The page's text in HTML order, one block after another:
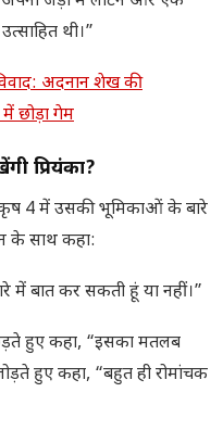
थी।”
अदनान शेख की
छोड़ा गेम
प्रियंका?
4 में उसकी भूमिकाओं के बारे
के साथ कहा:
में बात कर सकती हूं या नहीं।”
हुए कहा, “इसका मतलब
हुए कहा, “बहुत ही रोमांचक